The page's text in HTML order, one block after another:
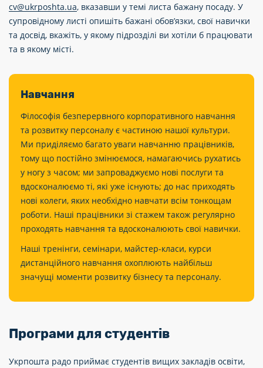
cv@ukrposhta.ua, вказавши у темі листа бажану посаду. У
супровідному листі опишіть бажані обов’язки, свої навички
та досвід, вкажіть, у якому підрозділі ви хотіли б працювати
та в якому місті.
Навчання
Філософія безперервного корпоративного навчання
та розвитку персоналу є частиною нашої культури.
Ми приділяємо багато уваги навчанню працівників,
тому що постійно змінюємося, намагаючись рухатись
у ногу з часом; ми запроваджуємо нові послуги та
вдосконалюємо ті, які уже існують; до нас приходять
нові колеги, яких необхідно навчати всім тонкощам
роботи. Наші працівники зі стажем також регулярно
проходять навчання та вдосконалюють свої навички.
Наші тренінги, семінари, майстер-класи, курси
дистанційного навчання охоплюють найбільш
значущі моменти розвитку бізнесу та персоналу.
Програми для студентів
Укрпошта радо приймає студентів вищих закладів освіти,